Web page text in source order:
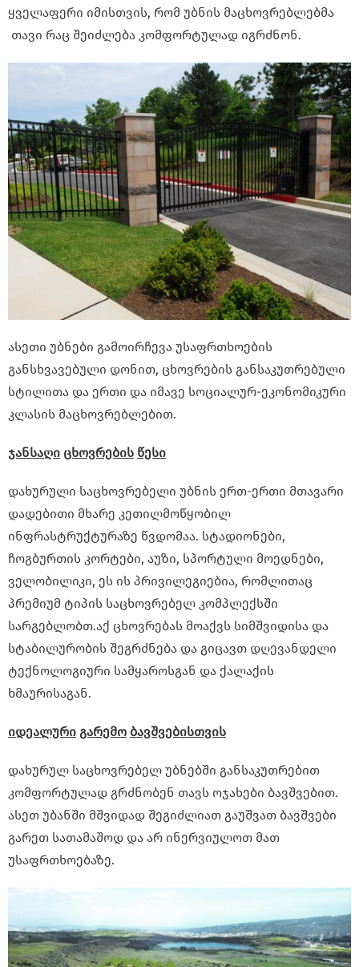
ყველაფერი იმისთვის, რომ უბნის მაცხოვრებლებმა
თავი რაც შეიძლება კომფორტულად იგრძნონ.
ასეთი უბნები გამოირჩევა უსაფრთხოების
განსხვავებული დონით, ცხოვრების განსაკუთრებული
სტილითა და ერთი და იმავე სოციალურ-ეკონომიკური
კლასის მაცხოვრებლებით.
ჯანსაღი ცხოვრების წესი
დახურული საცხოვრებელი უბნის ერთ-ერთი მთავარი
დადებითი მხარე კეთილმოწყობილ
ინფრასტრუქტურაზე წვდომაა. სტადიონები,
ჩოგბურთის კორტები, აუზი, სპორტული მოედნები,
ველობილიკი, ეს ის პრივილეგიებია, რომლითაც
პრემიუმ ტიპის საცხოვრებელ კომპლექსში
სარგებლობთ.აქ ცხოვრებას მოაქვს სიმშვიდისა და
სტაბილურობის შეგრძნება და გიცავთ დღევანდელი
ტექნოლოგიური სამყაროსგან და ქალაქის
ხმაურისაგან.
იდეალური გარემო ბავშვებისთვის
დახურულ საცხოვრებელ უბნებში განსაკუთრებით
კომფორტულად გრძნობენ თავს ოჯახები ბავშვებით.
ასეთ უბანში მშვიდად შეგიძლიათ გაუშვათ ბავშვები
გარეთ სათამაშოდ და არ ინერვიულოთ მათ
უსაფრთხოებაზე.